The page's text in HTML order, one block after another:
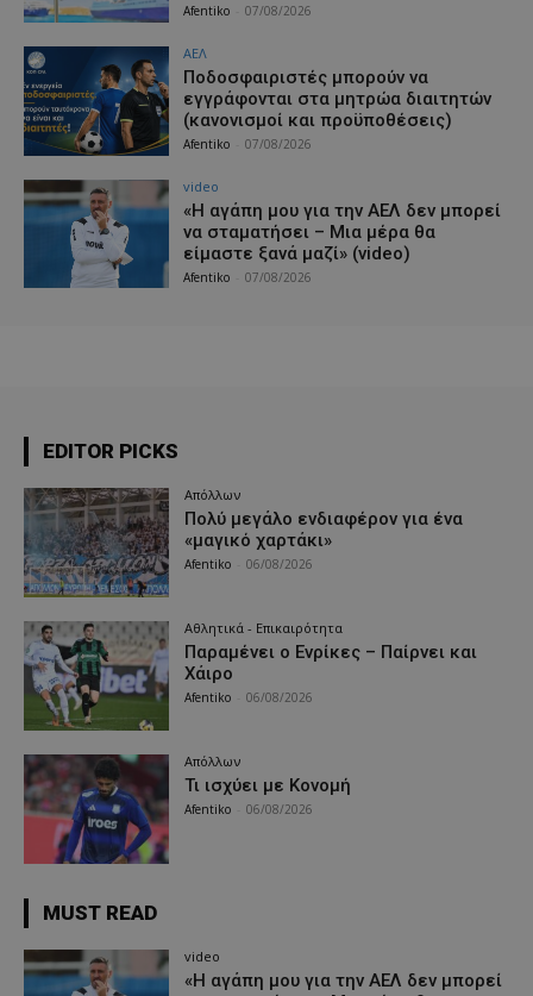
Afentiko 07/08/2026
ΑΕΛ
Ποδοσφαιριστές μπορούν να
εγγράφονται στα μητρώα διαιτητών
(κανονισμοί και προϋποθέσεις)
Afentiko 07/08/2026
video
«Η αγάπη μου για την ΑΕΛ δεν μπορεί
να σταματήσει – Μια μέρα θα
είμαστε ξανά μαζί» (video)
Afentiko 07/08/2026
EDITOR PICKS
Απόλλων
Πολύ μεγάλο ενδιαφέρον για ένα
«μαγικό χαρτάκι»
Afentiko 06/08/2026
Αθλητικά - Επικαιρότητα
Παραμένει ο Ενρίκες – Παίρνει και
Χάιρο
Afentiko 06/08/2026
Απόλλων
Τι ισχύει με Κονομή
Afentiko 06/08/2026
MUST READ
video
«Η αγάπη μου για την ΑΕΛ δεν μπορεί